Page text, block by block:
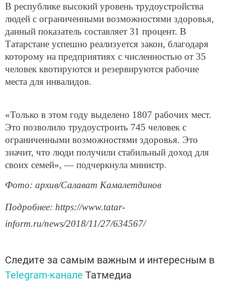
В республике высокий уровень трудоустройства
людей с ограниченными возможностями здоровья,
данный показатель составляет 31 процент. В
Татарстане успешно реализуется закон, благодаря
которому на предприятиях с численностью от 35
человек квотируются и резервируются рабочие
места для инвалидов.
«Только в этом году выделено 1807 рабочих мест.
Это позволило трудоустроить 745 человек с
ограниченными возможностями здоровья. Это
значит, что люди получили стабильный доход для
своих семей», — подчеркнула министр.
Фото: архив/Салават Камалетдинов
Подробнее: https://www.tatar-
inform.ru/news/2018/11/27/634567/
Следите за самым важным и интересным в
Telegram-канале Татмедиа